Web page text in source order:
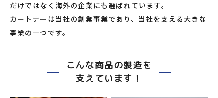
だけではなく海外の企業にも選ばれています。
カートナーは当社の創業事業であり、当社を支える大きな
事業の一つです。
こんな商品の製造を
支えています！